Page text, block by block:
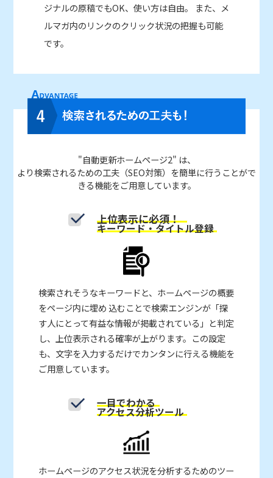
ジナルの原稿でもOK、使い方は自由。 また、メ
ルマガ内のリンクのクリック状況の把握も可能
です。
"自動更新ホームページ2" は、
より検索されるための工夫（SEO対策）を簡単に行うことがで
きる機能をご用意しています。
上位表示に必須！
キーワード・タイトル登録
検索されそうなキーワードと、ホームページの概要
をページ内に埋め 込むことで検索エンジンが「探
す人にとって有益な情報が掲載されている」と判定
し、上位表示される確率が上がります。この設定
も、文字を入力するだけでカンタンに行える機能を
ご用意しています。
一目でわかる
アクセス分析ツール
ホームページのアクセス状況を分析するためのツー